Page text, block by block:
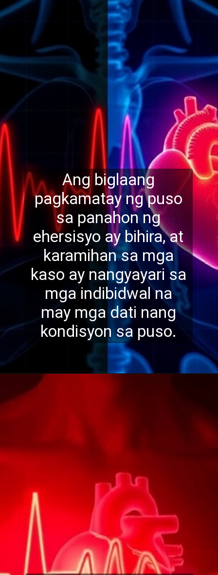
Ang biglaang
pagkamatay ng puso
sa panahon ng
ehersisyo ay bihira, at
karamihan sa mga
kaso ay nangyayari sa
mga indibidwal na
may mga dati nang
kondisyon sa puso.